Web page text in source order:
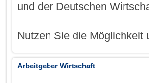
und der Deutschen
Nutzen Sie die Möglichkeit
Arbeitgeber Wirtschaft